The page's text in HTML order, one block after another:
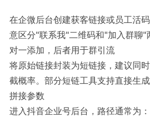
在企微后台创建获客链接或员工活
意区分"联系我"二维码和"加入群聊"
对一添加，后者用于群引流
将原始链接封装为短链接，建议同
截概率。部分短链工具支持直接生
拼接参数
进入抖音企业号后台，路径通常为